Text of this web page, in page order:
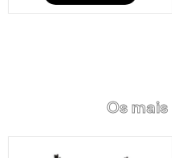
Os mais